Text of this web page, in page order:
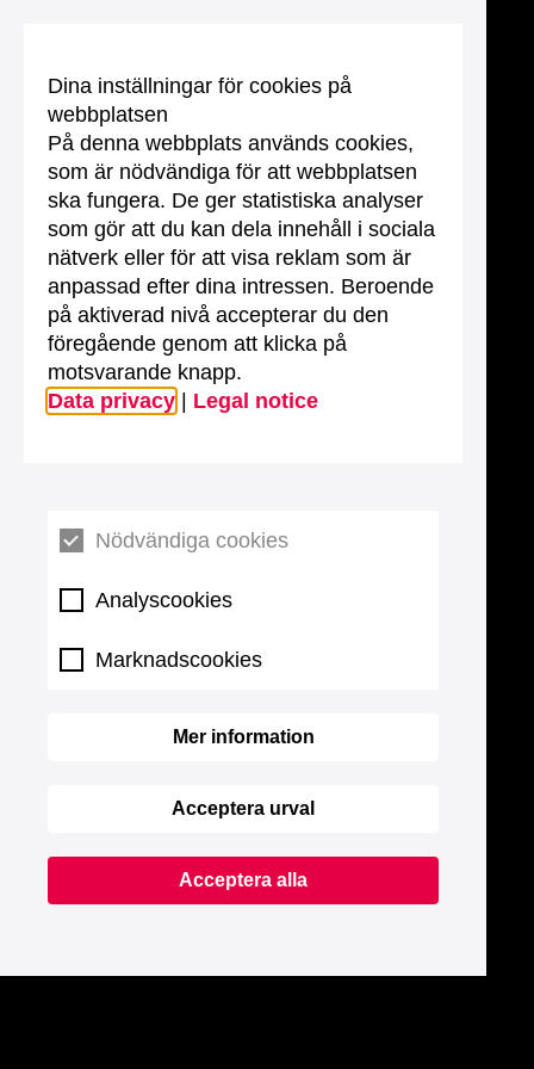
Dina inställningar för cookies på
webbplatsen
På denna webbplats används cookies,
som är nödvändiga för att webbplatsen
ska fungera. De ger statistiska analyser
som gör att du kan dela innehåll i sociala
nätverk eller för att visa reklam som är
anpassad efter dina intressen. Beroende
på aktiverad nivå accepterar du den
föregående genom att klicka på
motsvarande knapp.
Data privacy
Legal notice
Nödvändiga cookies
Analyscookies
Marknadscookies
Mer information
Acceptera urval
Acceptera alla